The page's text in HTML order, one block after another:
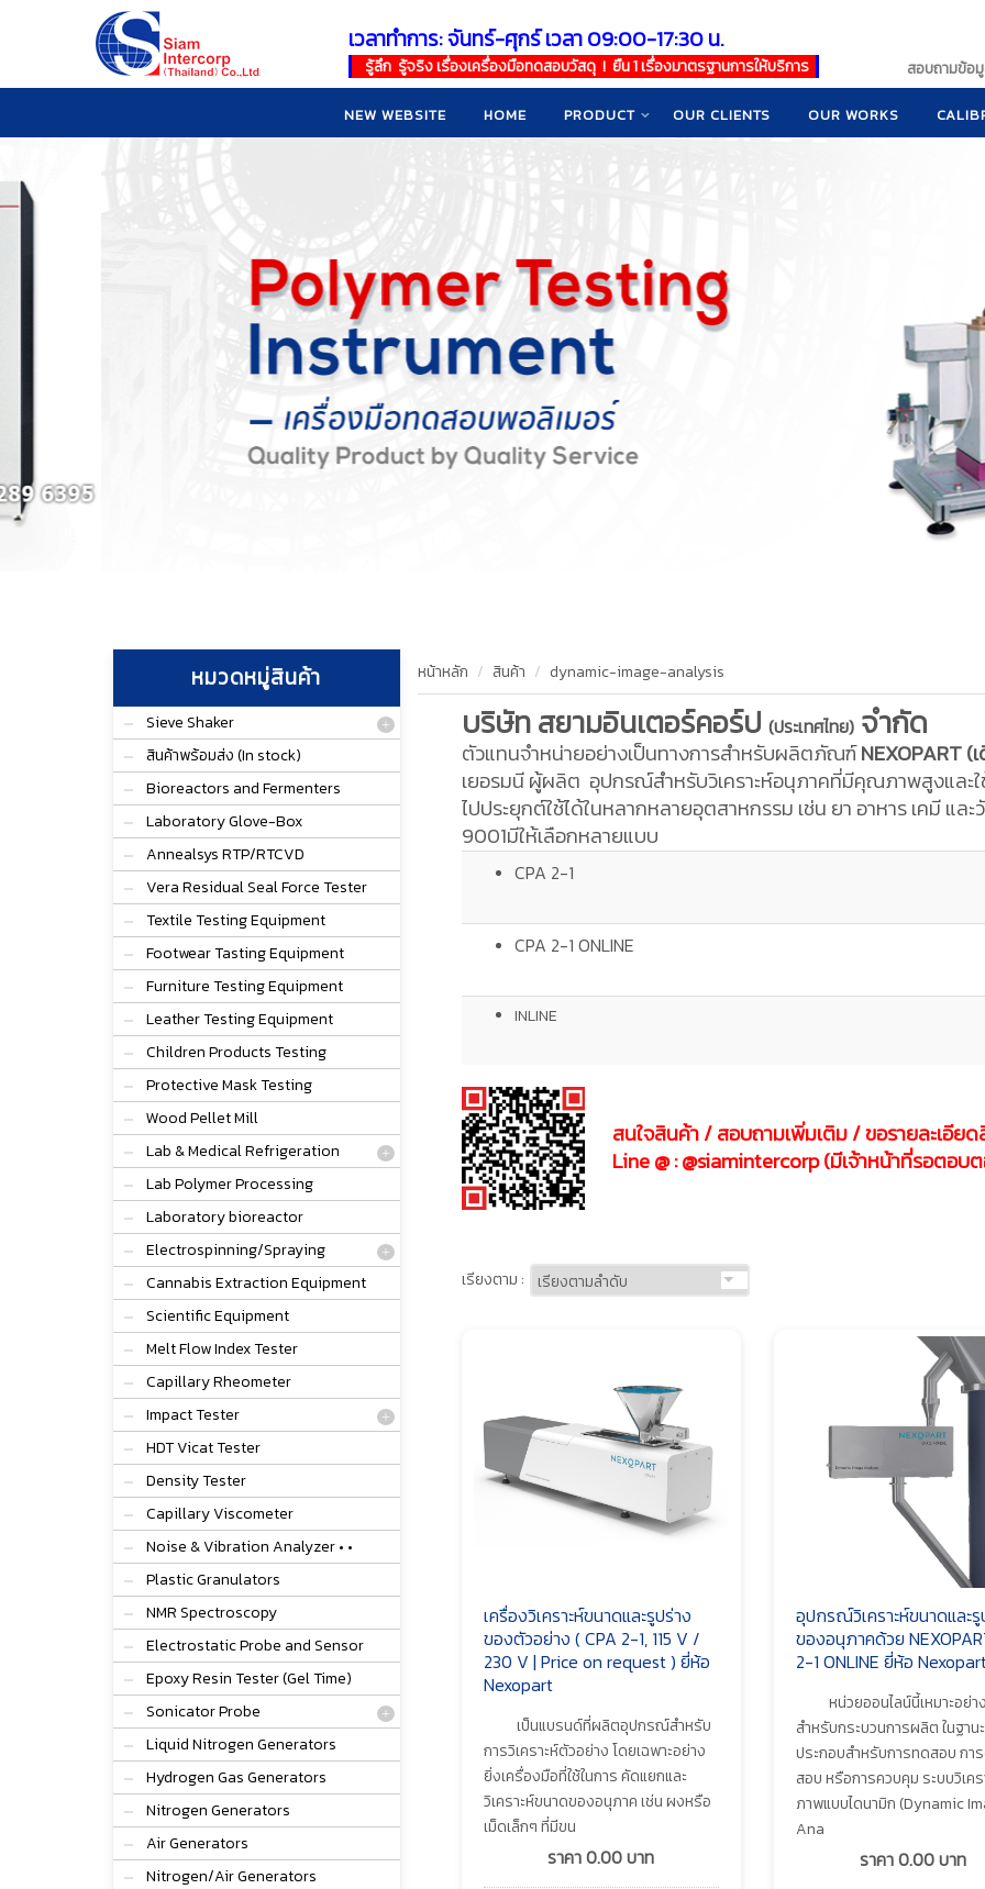
เวลาทำการ: จันทร์-ศุกร์ เวลา 09:00-17:30 น.
รู้ลึก รู้จริง เรื่องเครื่องมือทดสอบวัสดุ ! ยืน 1 เรื่องมาตรฐานการให้บริการ สอบถามข้อ
NEW WEBSITE HOME PRODUCT OUR CLIENTS OUR WORKS
หมวดหมู่สินค้า
Sieve Shaker
สินค้าพร้อมส่ง (In stock)
Bioreactors and Fermenters
Laboratory Glove-Box
Annealsys RTP/RTCVD
Vera Residual Seal Force Tester
Textile Testing Equipment
Footwear Tasting Equipment
Furniture Testing Equipment
Leather Testing Equipment
Children Products Testing
Protective Mask Testing
Wood Pellet Mill
Lab & Medical Refrigeration
Lab Polymer Processing
Laboratory bioreactor
Electrospinning/Spraying
Cannabis Extraction Equipment
Scientific Equipment
Melt Flow Index Tester
Capillary Rheometer
Impact Tester
HDT Vicat Tester
Density Tester
Capillary Viscometer
Noise & Vibration Analyzer • •
Plastic Granulators
NMR Spectroscopy
Electrostatic Probe and Sensor
Epoxy Resin Tester (Gel Time)
Sonicator Probe
Liquid Nitrogen Generators
Hydrogen Gas Generators
Nitrogen Generators
Air Generators
Nitrogen/Air Generators
หน้าหลัก สินค้า dynamic-image-analysis
บริษัท สยามอินเตอร์คอร์ป (ประเทศไทย)จำกัด
ตัวแทนจำหน่ายอย่างเป็นทางการสำหรับผลิตภัณฑ์NEXOPART (
เยอรมนี ผู้ผลิต อุปกรณ์สำหรับวิเคราะห์อนุภาคที่มีคุณภาพสูงและ
ไปประยุกต์ใช้ได้ในหลากหลายอุตสาหกรรม เช่น ยา อาหาร เคมี แล
9001มีให้เลือกหลายแบบ
CPA 2-1
CPA 2-1 ONLINE
INLINE
สนใจสินค้า / สอบถามเพิ่มเติม / ขอรายละเอีย
Line @ : @siamintercorp (มีเจ้าหน้าที่รอ
เรียงตาม :
เครื่องวิเคราะห์ขนาดและรูปร่าง
ของตัวอย่าง ( CPA 2-1, 115 V /
230 V | Price on request ) ยี่ห้อ
Nexopart
เป็นแบรนด์ที่ผลิตอุปกรณ์สำหรับ
การวิเคราะห์ตัวอย่าง โดยเฉพาะอย่าง
ยิ่งเครื่องมือที่ใช้ในการ คัดแยกและ
วิเคราะห์ขนาดของอนุภาค เช่น ผงหรือ
เม็ดเล็กๆ ที่มีขน
ราคา0.00บาท
อุปกรณ์วิเคราะห์ขนาดและรู
ของอนุภาคด้วย
2-1 ONLINE ยี่ห้อ
หน่วยออนไลน์นี้เหมาะอย่า
สำหรับกระบวนการผลิต ในฐาน
ประกอบสำหรับการทดสอบ กา
สอบ หรือการควบคุม ระบบวิเคร
ภาพแบบไดนามิก (Dynamic
Ana
ราคา0.00บาท